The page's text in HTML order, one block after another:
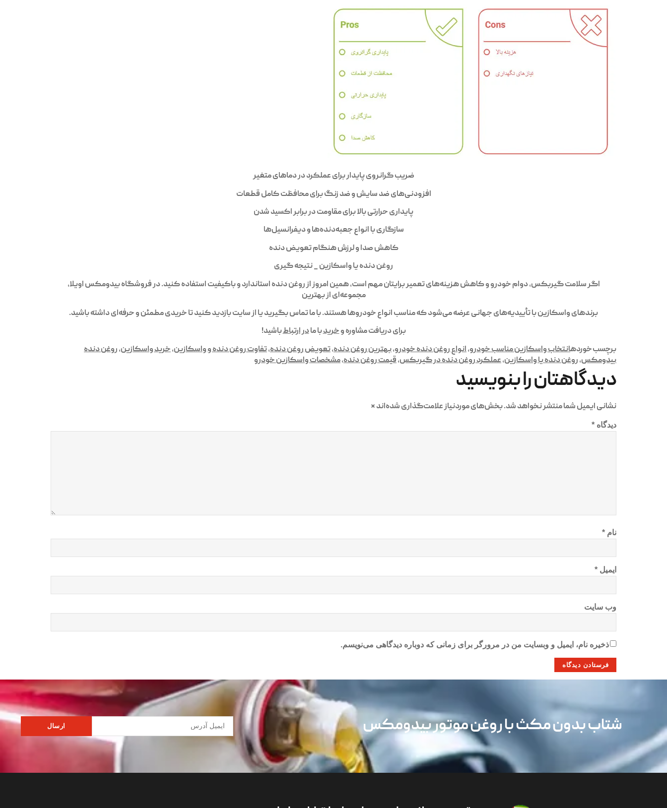
ضریب گرانروی پایدار برای عملکرد در دماهای متغیر
افزودنی‌های ضد سایش و ضد زنگ برای محافظت کامل قطعات
پایداری حرارتی بالا برای مقاومت در برابر اکسید شدن
سازگاری با انواع جعبه‌دنده‌ها و دیفرانسیل‌ها
کاهش صدا و لرزش هنگام تعویض دنده
روغن دنده یا واسکازین _ نتیجه گیری
اگر سلامت گیربکس، دوام خودرو و کاهش هزینه‌های تعمیر برایتان مهم است، همین امروز از روغن دنده استاندارد و باکیفیت استفاده کنید. در فروشگاه بیدومکس اویلا،
مجموعه‌ای از بهترین
برندهای واسکازین با تأییدیه‌های جهانی عرضه می‌شود که مناسب انواع خودروها هستند. با ما تماس بگیرید یا از سایت بازدید کنید تا خریدی مطمئن و حرفه‌ای داشته باشید.
برای دریافت مشاوره وخریدبا مادر ارتباطباشید!
برچسب خوردهانتخاب واسکازین مناسب خودرو,انواع روغن دنده خودرو,بهترین روغن دنده,تعویض روغن دنده,تفاوت روغن دنده و واسکازین,خرید واسکازین,روغن دنده
بیدومکس,روغن دنده یا واسکازین,عملکرد روغن دنده در گیربکس,قیمت روغن دنده,مشخصات واسکازین خودرو
دیدگاهتان را بنویسید
نشانی ایمیل شما منتشر نخواهد شد.بخش‌های موردنیاز علامت‌گذاری شده‌اند*
دیدگاه *
نام *
ایمیل *
وب‌ سایت
ذخیره نام، ایمیل و وبسایت من در مرورگر برای زمانی که دوباره دیدگاهی می‌نویسم.
شتاب بدون مکث با روغن موتور بیدومکس ارسال